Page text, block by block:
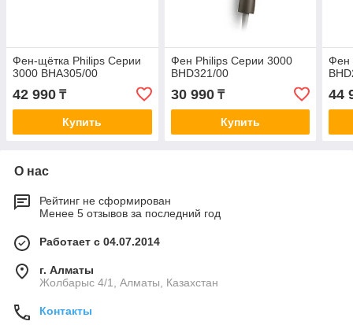
Фен-щётка Philips Серии
3000 BHA305/00
42 990 ₸
Купить
Фен Philips Серии 3000
BHD321/00
30 990₸
Купить
Фен
44
О нас
Рейтинг не сформирован
Менее 5 отзывов за последний год
Работает с 04.07.2014
г. Алматы
Жолбарыс 4/1, Алматы, Казахстан
Контакты